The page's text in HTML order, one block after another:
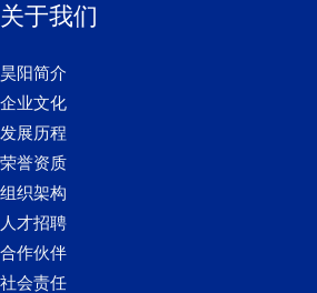
关于我们
昊阳简介
企业文化
发展历程
荣誉资质
组织架构
人才招聘
合作伙伴
社会责任